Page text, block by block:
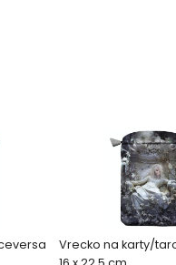
Vrecko na karty/